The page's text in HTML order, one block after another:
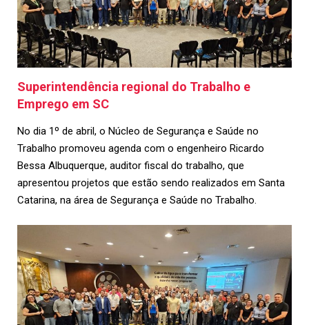
Superintendência regional do Trabalho e
Emprego em SC
No dia 1º de abril, o Núcleo de Segurança e Saúde no
Trabalho promoveu agenda com o engenheiro Ricardo
Bessa Albuquerque, auditor fiscal do trabalho, que
apresentou projetos que estão sendo realizados em Santa
Catarina, na área de Segurança e Saúde no Trabalho.